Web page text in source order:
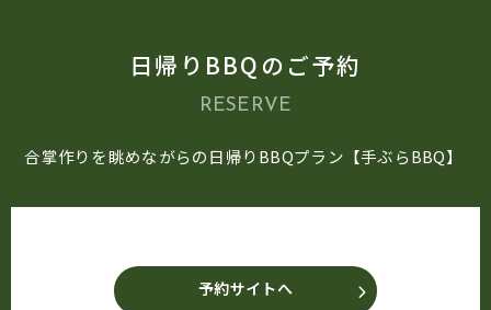
日帰りBBQのご予約
RESERVE
合掌作りを眺めながらの日帰りBBQプラン【手ぶらBBQ】
予約サイトへ